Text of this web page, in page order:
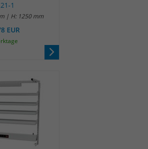
1
| H: 1250 mm
EUR
Matomo
Minuten
Das Cookie wird genutzt um temporär
30 Minuten